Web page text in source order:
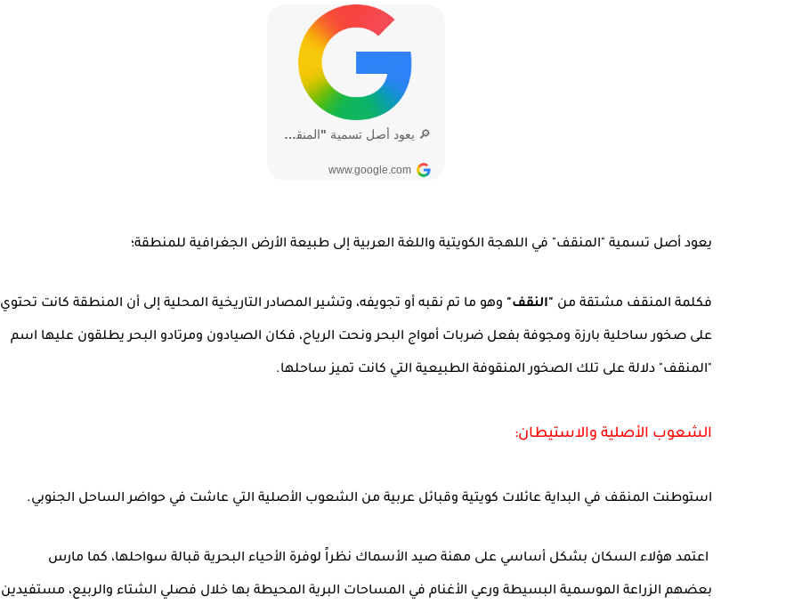
يعود أصل تسمية "المنقف" في اللهجة الكويتية واللغة العربية إلى طبيعة الأرض الجغرافية للمنطقة؛
فكلمة المنقف مشتقة من "النقف" وهو ما تم نقبه أو تجويفه، وتشير المصادر التاريخية المحلية إلى أن المنطقة كانت تحتوي
على صخور ساحلية بارزة ومجوفة بفعل ضربات أمواج البحر ونحت الرياح، فكان الصيادون ومرتادو البحر يطلقون عليها اسم
"المنقف" دلالة على تلك الصخور المنقوفة الطبيعية التي كانت تميز ساحلها.
الشعوب الأصلية والاستيطان:
استوطنت المنقف في البداية عائلات كويتية وقبائل عربية من الشعوب الأصلية التي عاشت في حواضر الساحل الجنوبي.
اعتمد هؤلاء السكان بشكل أساسي على مهنة صيد الأسماك نظراً لوفرة الأحياء البحرية قبالة سواحلها، كما مارس
بعضهم الزراعة الموسمية البسيطة ورعي الأغنام في المساحات البرية المحيطة بها خلال فصلي الشتاء والربيع، مستفيدين